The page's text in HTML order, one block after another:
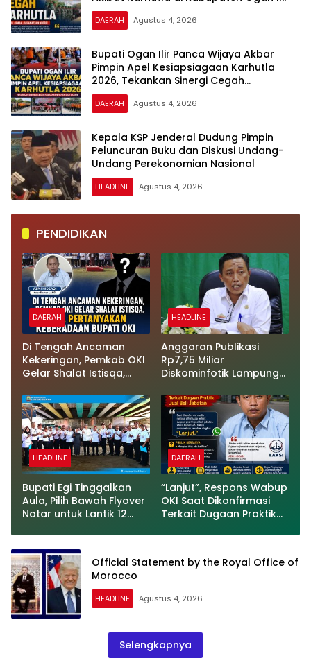
DAERAH Agustus 4, 2026
Bupati Ogan Ilir Panca Wijaya Akbar
Pimpin Apel Kesiapsiagaan Karhutla
2026, Tekankan Sinergi Cegah
Kebakaran Hutan dan Lahan
DAERAH Agustus 4, 2026
Kepala KSP Jenderal Dudung Pimpin
Peluncuran Buku dan Diskusi Undang-
Undang Perekonomian Nasional
HEADLINE Agustus 4, 2026
PENDIDIKAN
DAERAH
Di Tengah Ancaman
Kekeringan, Pemkab OKI
Gelar Shalat Istisqa,
Keberadaan Bupati OKI
HEADLINE
Anggaran Publikasi
Rp7,75 Miliar
Diskominfotik Lampung
Transparansi
Penggunaan Dana
Dipertanyakan
HEADLINE
Bupati Egi Tinggalkan
Aula, Pilih Bawah Flyover
Natar untuk Lantik 12
DAERAH
“Lanjut”, Respons Wabup
OKI Saat Dikonfirmasi
Terkait Dugaan Praktik
Official Statement by the Royal Office of
Morocco
HEADLINE Agustus 4, 2026
Selengkapnya